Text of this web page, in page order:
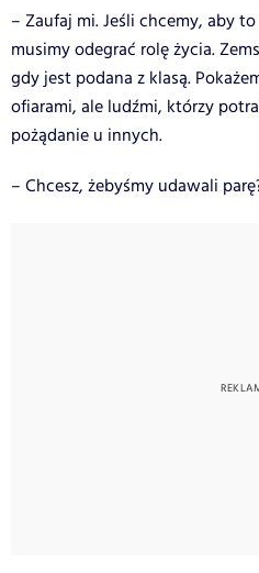
– Zaufaj mi. Jeśli chcemy, aby
musimy odegrać rolę życia.
gdy jest podana z klasą.
ofiarami, ale ludźmi, którzy
pożądanie u innych.
– Chcesz, żebyśmy udawali